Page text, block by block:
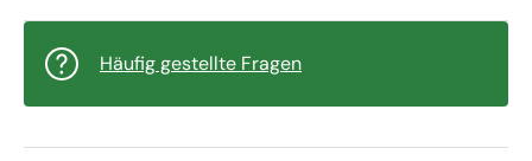
Häufig gestellte Fragen